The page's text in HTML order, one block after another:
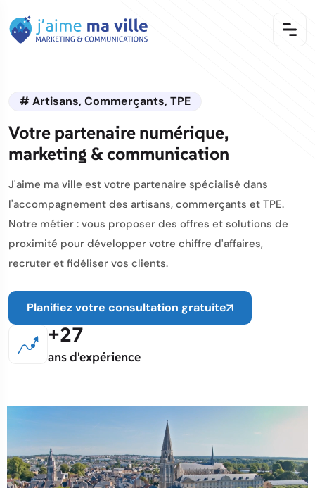
# Artisans, Commerçants, TPE
Votre partenaire numérique,
marketing & communication
J'aime ma ville est votre partenaire spécialisé dans
l'accompagnement des artisans, commerçants et TPE.
Notre métier : vous proposer des offres et solutions de
proximité pour développer votre chiffre d'affaires,
recruter et fidéliser vos clients.
Planifiez votre consultation gratuite
27
ans d'expérience